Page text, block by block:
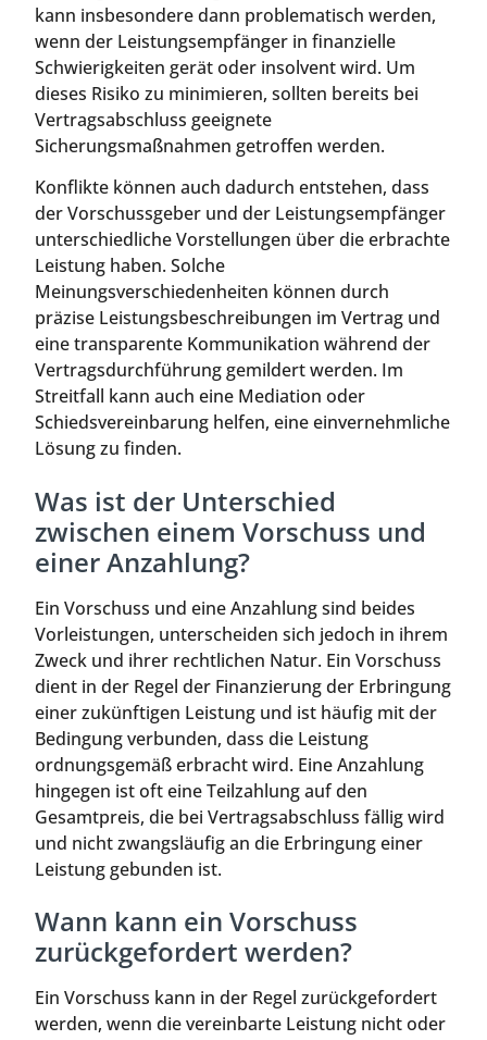
kann insbesondere dann problematisch werden,
wenn der Leistungsempfänger in finanzielle
Schwierigkeiten gerät oder insolvent wird. Um
dieses Risiko zu minimieren, sollten bereits bei
Vertragsabschluss geeignete
Sicherungsmaßnahmen getroffen werden.
Konflikte können auch dadurch entstehen, dass
der Vorschussgeber und der Leistungsempfänger
unterschiedliche Vorstellungen über die erbrachte
Leistung haben. Solche
Meinungsverschiedenheiten können durch
präzise Leistungsbeschreibungen im Vertrag und
eine transparente Kommunikation während der
Vertragsdurchführung gemildert werden. Im
Streitfall kann auch eine Mediation oder
Schiedsvereinbarung helfen, eine einvernehmliche
Lösung zu finden.
Was ist der Unterschied
zwischen einem Vorschuss und
einer Anzahlung?
Ein Vorschuss und eine Anzahlung sind beides
Vorleistungen, unterscheiden sich jedoch in ihrem
Zweck und ihrer rechtlichen Natur. Ein Vorschuss
dient in der Regel der Finanzierung der Erbringung
einer zukünftigen Leistung und ist häufig mit der
Bedingung verbunden, dass die Leistung
ordnungsgemäß erbracht wird. Eine Anzahlung
hingegen ist oft eine Teilzahlung auf den
Gesamtpreis, die bei Vertragsabschluss fällig wird
und nicht zwangsläufig an die Erbringung einer
Leistung gebunden ist.
Wann kann ein Vorschuss
zurückgefordert werden?
Ein Vorschuss kann in der Regel zurückgefordert
werden, wenn die vereinbarte Leistung nicht oder